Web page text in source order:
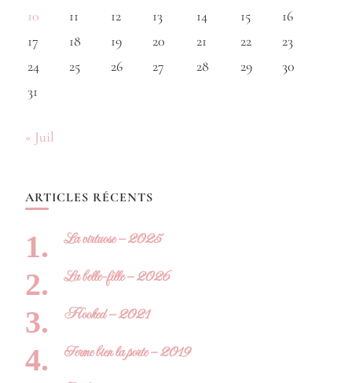
10
11 12 13 14 15
16
17
18 19 20 21 22
23
24
25 26 27 28 29
30
31
« Juil
ARTICLES RÉCENTS
La virtuose – 2025
La belle-fille – 2026
Hooked – 2021
Ferme bien la porte – 2019